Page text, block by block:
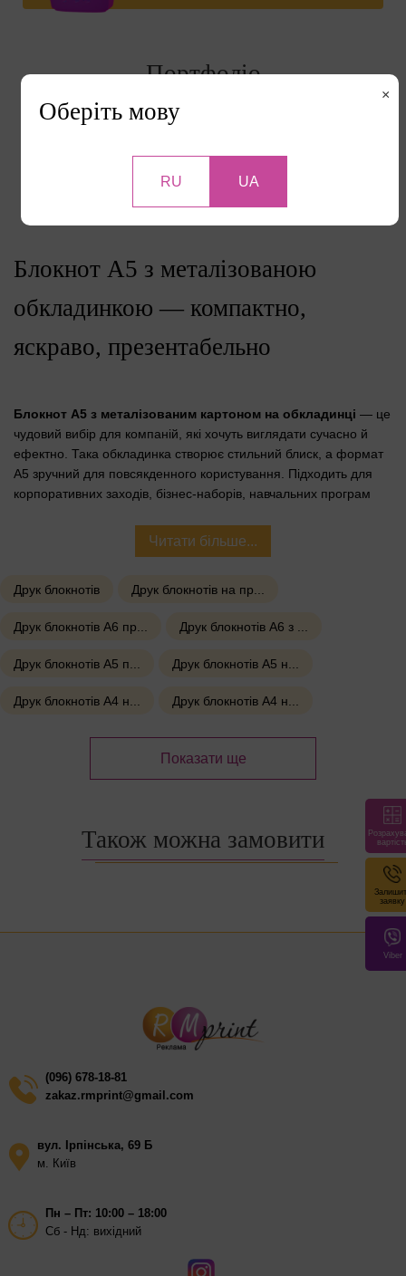
Портфоліо
Блокнот A5 з металізованою
обкладинкою — компактно,
яскраво, презентабельно
Блокнот A5 з металізованим картоном на обкладинці — це
чудовий вибір для компаній, які хочуть виглядати сучасно й
ефектно. Така обкладинка створює стильний блиск, а формат
A5 зручний для повсякденного користування. Підходить для
корпоративних заходів, бізнес-наборів, навчальних програм
✨ Блискуча поверхня — привертає увагу
📐 Зручний розмір A5 — ідеальний для нотаток у дорозі
📘 Обкладинка з металізованого картону — щільна й
🖊️ Брендування — тиснення логотипу, УФ-друк, шовкодрук
Формат: A5 (148×210 мм)
Папір: офсетний, 80 г/м²
Кріплення: пружина, склейка, сшивка
Читати більше...
Друк блокнотів Друк блокнотів на пр...
Друк блокнотів А6 пр... Друк блокнотів А6 з ...
Друк блокнотів А5 п... Друк блокнотів A5 н...
Друк блокнотів A4 н... Друк блокнотів A4 н...
Показати ще
Також можна замовити
(096) 678-18-81
zakaz.rmprint@gmail.com
вул. Ірпінська, 69 Б
м. Київ
Пн – Пт: 10:00 – 18:00
Сб - Нд: вихідний
×
Оберіть мову
RU UA
заявку
Viber